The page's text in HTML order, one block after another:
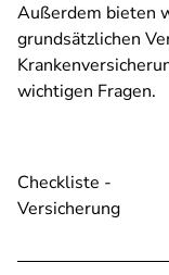
Außerdem bieten
grundsätzlichen
wichtigen Fragen.
Checkliste -
Versicherung